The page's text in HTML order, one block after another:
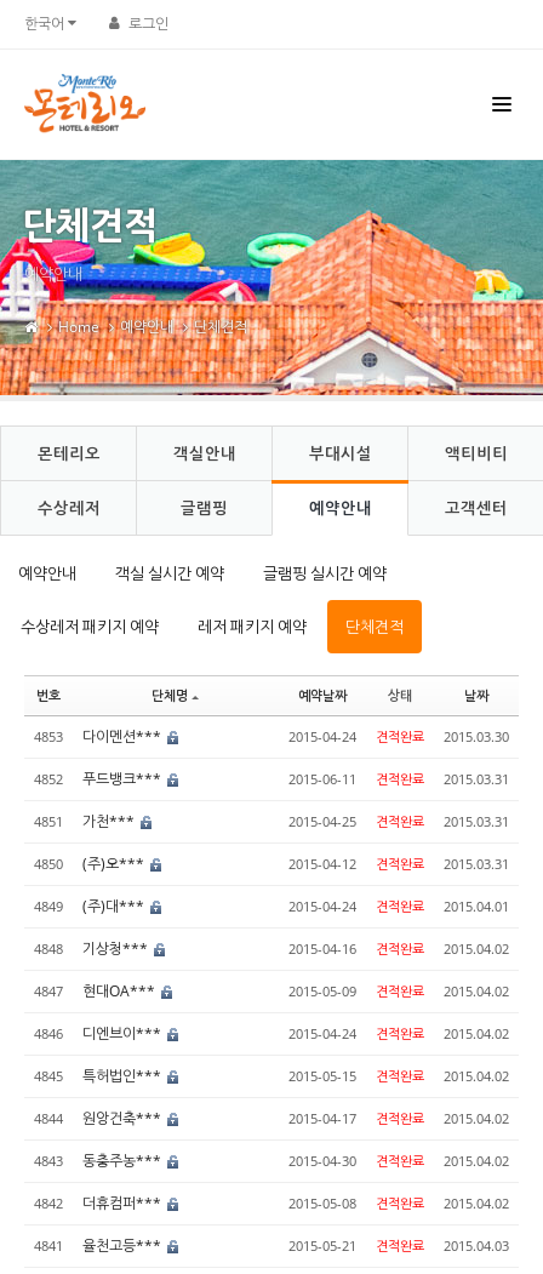
한국어 로그인
단체견적
예약안내
Home 예약안내 단체견적
몬테리오 객실안내 부대시설 액티비티
수상레저 글램핑 예약안내 고객센터
예약안내 객실 실시간 예약 글램핑 실시간 예약
수상레저 패키지 예약 레저 패키지 예약 단체견적
번호 단체명 예약날짜 상태 날짜
4853 다이멘션*** 2015-04-24 견적완료 2015.03.30
4852 푸드뱅크*** 2015-06-11 견적완료 2015.03.31
4851 가천*** 2015-04-25 견적완료 2015.03.31
4850 (주)오*** 2015-04-12 견적완료 2015.03.31
4849 (주)대*** 2015-04-24 견적완료 2015.04.01
4848 기상청*** 2015-04-16 견적완료 2015.04.02
4847 현대OA*** 2015-05-09 견적완료 2015.04.02
4846 디엔브이*** 2015-04-24 견적완료 2015.04.02
4845 특허법인*** 2015-05-15 견적완료 2015.04.02
4844 원앙건축*** 2015-04-17 견적완료 2015.04.02
4843 동충주농*** 2015-04-30 견적완료 2015.04.02
4842 더휴컴퍼*** 2015-05-08 견적완료 2015.04.02
4841 율천고등*** 2015-05-21 견적완료 2015.04.03
Sketchbook5, 스케치북5